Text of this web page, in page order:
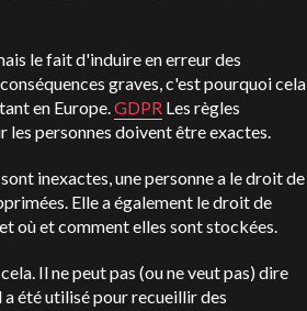
le fait d'induire en erreur des
graves, c'est pourquoi cela
en Europe.GDPR Les règles
personnes doivent être exactes.
inexactes, une personne a le droit de
Elle a également le droit de
où et comment elles sont stockées.
Il ne peut pas (ou ne veut pas) dire
a été utilisé pour recueillir des